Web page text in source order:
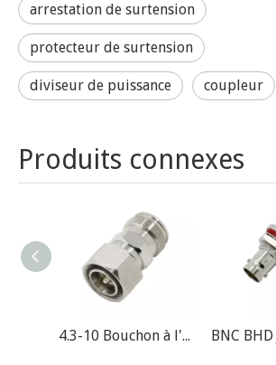
arrestation de surtension
protecteur de surtension
diviseur de puissance coupleur
Produits connexes
4.3-10 Bouchon à l'adaptateur RF Jack RF